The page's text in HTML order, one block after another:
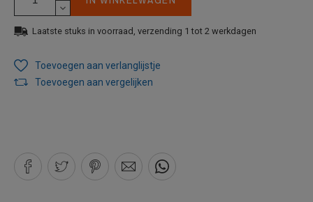
Laatste stuks in voorraad, verzending 1 tot 2 werkdagen
Toevoegen aan verlanglijstje
Toevoegen aan vergelijken